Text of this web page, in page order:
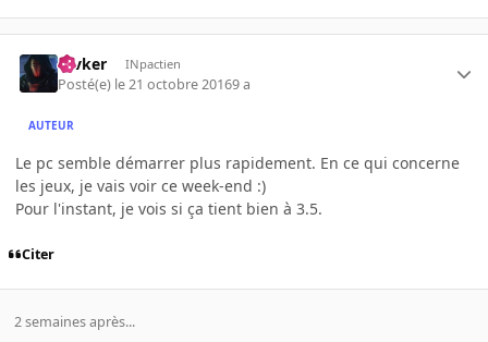
revker INpactien
Posté(e) le 21 octobre 20169 a
AUTEUR
Le pc semble démarrer plus rapidement. En ce qui concerne
les jeux, je vais voir ce week-end :)
Pour l'instant, je vois si ça tient bien à 3.5.
Citer
2 semaines après...